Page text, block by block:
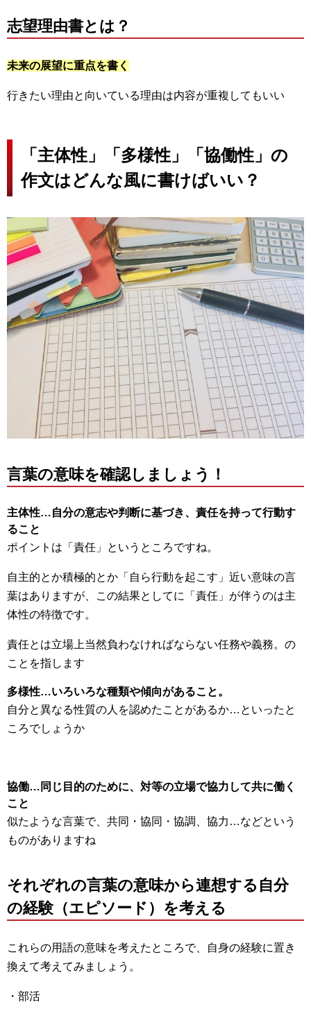
志望理由書とは？
未来の展望に重点を書く
行きたい理由と向いている理由は内容が重複してもいい
「主体性」「多様性」「協働性」の
作文はどんな風に書けばいい？
言葉の意味を確認しましょう！
主体性…自分の意志や判断に基づき、責任を持って行動す
ること
ポイントは「責任」というところですね。
自主的とか積極的とか「自ら行動を起こす」近い意味の言
葉はありますが、この結果としてに「責任」が伴うのは主
体性の特徴です。
責任とは立場上当然負わなければならない任務や義務。の
ことを指します
多様性…いろいろな種類や傾向があること。
自分と異なる性質の人を認めたことがあるか…といったと
ころでしょうか
協働…同じ目的のために、対等の立場で協力して共に働く
こと
似たような言葉で、共同・協同・協調、協力…などという
ものがありますね
それぞれの言葉の意味から連想する自分
の経験（エピソード）を考える
これらの用語の意味を考えたところで、自身の経験に置き
換えて考えてみましょう。
・部活